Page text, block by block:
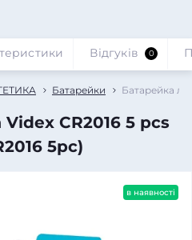
Батарейки Батарейка
Videx CR2016 5 pcs
5pc)
Відгуків 0
в наявності